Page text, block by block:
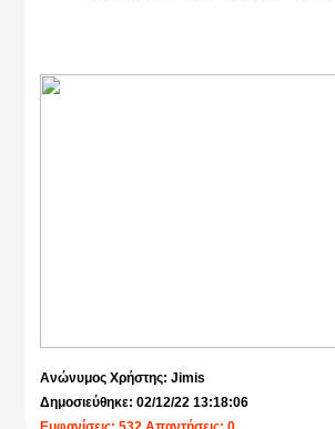
Ανώνυμος Χρήστης: Jimis
Δημοσιεύθηκε: 02/12/22 13:18:06